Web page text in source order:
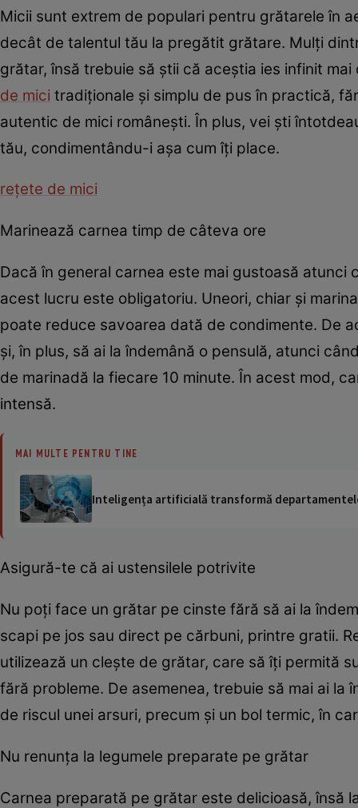
Micii sunt extrem de populari pentru grătarele în
decât de talentul tău la pregătit grătare. Mulţi
grătar, însă trebuie să ştii că aceştia ies infinit
de mici tradiţionale şi simplu de pus în practică,
autentic de mici româneşti. În plus, vei şti
tău, condimentându-i aşa cum îţi place.
reţete de mici
Marinează carnea timp de câteva ore
Dacă în general carnea este mai gustoasă
acest lucru este obligatoriu. Uneori, chiar şi
poate reduce savoarea dată de condimente. De
şi, în plus, să ai la îndemână o pensulă, atunci
de marinadă la fiecare 10 minute. În acest mod,
intensă.
MAI MULTE PENTRU TINE
Inteligența artificială transformă
Asigură-te că ai ustensilele potrivite
Nu poţi face un grătar pe cinste fără să ai la
scapi pe jos sau direct pe cărbuni, printre gratii.
utilizează un cleşte de grătar, care să îţi permită
fără probleme. De asemenea, trebuie să mai ai
de riscul unei arsuri, precum şi un bol termic, în
Nu renunţa la legumele preparate pe grătar
Carnea preparată pe grătar este delicioasă, însă